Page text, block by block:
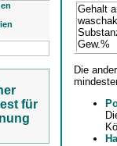
für
Gehalt
Gew.%
Die